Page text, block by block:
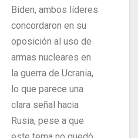
Biden, ambos líderes
concordaron en su
oposición al uso de
armas nucleares en
la guerra de Ucrania,
lo que parece una
clara señal hacia
Rusia, pese a que